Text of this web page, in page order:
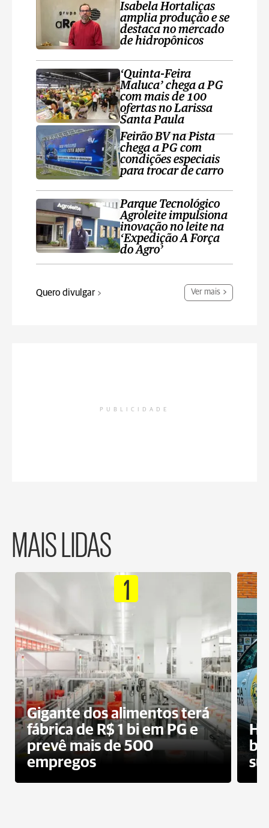
Isabela Hortaliças
amplia produção e se
destaca no mercado
de hidropônicos
‘Quinta-Feira
Maluca’ chega a PG
com mais de 100
ofertas no Larissa
Santa Paula
Feirão BV na Pista
chega a PG com
condições especiais
para trocar de carro
Parque Tecnológico
Agroleite impulsiona
inovação no leite na
‘Expedição A Força
do Agro’
Quero divulgar Ver mais
PUBLICIDADE
MAIS LIDAS
1
Gigante dos alimentos terá
fábrica de R$ 1 bi em PG e
prevê mais de 500
empregos